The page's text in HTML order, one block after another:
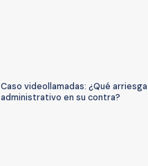
Caso videollamadas: ¿Qué
administrativo en su contra?